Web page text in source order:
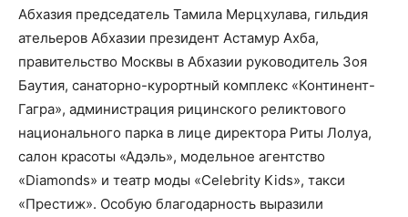
Абхазия председатель Тамила Мерцхулава, гильдия
ательеров Абхазии президент Астамур Ахба,
правительство Москвы в Абхазии руководитель Зоя
Баутия, санаторно-курортный комплекс «Континент-
Гагра», администрация рицинского реликтового
национального парка в лице директора Риты Лолуа,
салон красоты «Адэль», модельное агентство
«Diamonds» и театр моды «Celebrity Kids», такси
«Престиж». Особую благодарность выразили